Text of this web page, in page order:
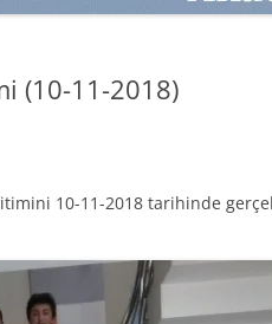
HIZLI
(10-11-2018)
10-11-2018 tarihinde